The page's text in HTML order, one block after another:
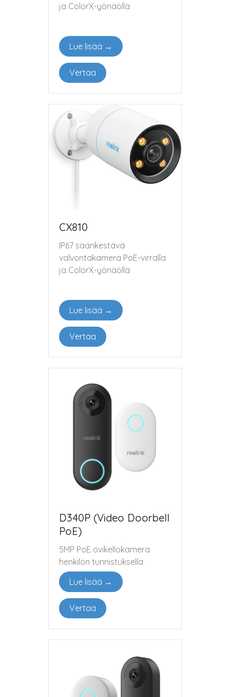
ja ColorX-yönäöllä
Lue lisää →
Vertaa
CX810
IP67 säänkestävä
valvontakamera PoE-virralla
ja ColorX-yönäöllä
Lue lisää →
Vertaa
D340P (Video Doorbell
PoE)
5MP PoE ovikellokamera
henkilön tunnistuksella
Lue lisää →
Vertaa